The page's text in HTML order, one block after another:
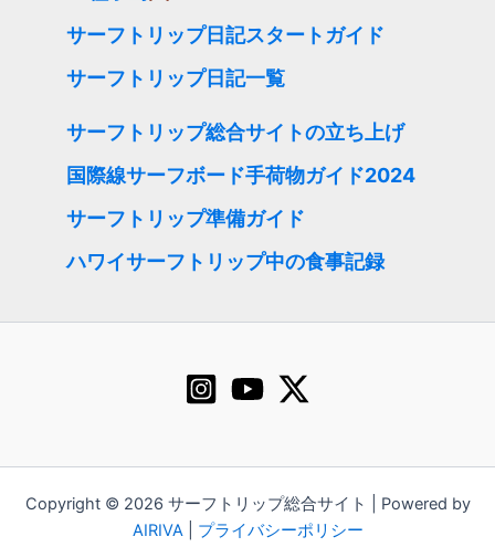
サーフトリップ日記スタートガイド
サーフトリップ日記一覧
サーフトリップ総合サイトの立ち上げ
国際線サーフボード手荷物ガイド2024
サーフトリップ準備ガイド
ハワイサーフトリップ中の食事記録
Copyright © 2026 サーフトリップ総合サイト | Powered by
AIRIVA| プライバシーポリシー